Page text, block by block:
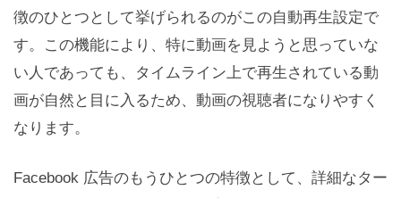
徴のひとつとして挙げられるのがこの自動再生設定で
す。この機能により、特に動画を見ようと思っていな
い人であっても、タイムライン上で再生されている動
画が自然と目に入るため、動画の視聴者になりやすく
なります。
Facebook 広告のもうひとつの特徴として、詳細なター